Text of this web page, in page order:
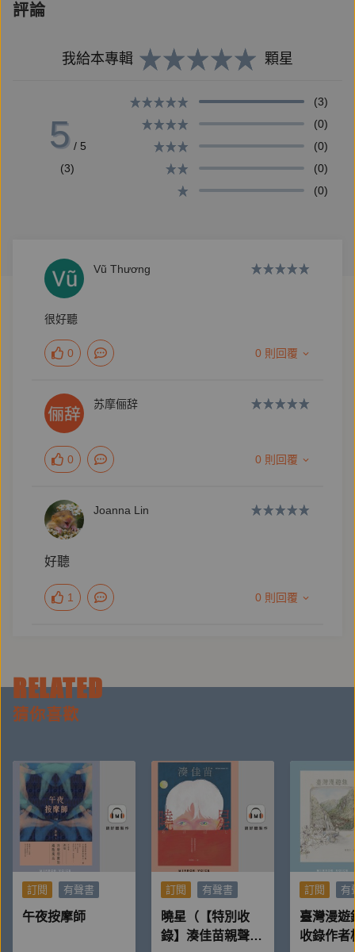
國。
的橋梁，讓他們從熟悉的事物中享受閱讀的樂趣。
評，2016年更以唐詩為題材創作出《仙靈傳奇1：詩
魂》，獲得當年三大通路年度獎項，與第41屆金鼎獎
因作品中意想不到的情節轉折、極具想像力的奇幻設
著有：《修煉》1~4、《修煉》前傳、【仙靈傳奇】系
列1~4、【陳郁如的旅行風景】系列1~2、《養心1：消
失的生死玦》。
評論
我給本專輯 顆星
5 / 5
(3)
(3)
(0)
(0)
(0)
(0)
Vũ Thương
很好聽
0 0 則回覆
苏摩俪辞
0 0 則回覆
Joanna Lin
好聽
1 0 則回覆
RELATED
猜你喜歡
訂閱 有聲書
午夜按摩師
訂閱 有聲書
曉星（【特別收
錄】湊佳苗親聲朗
訂閱 有
臺灣漫遊
收錄作者